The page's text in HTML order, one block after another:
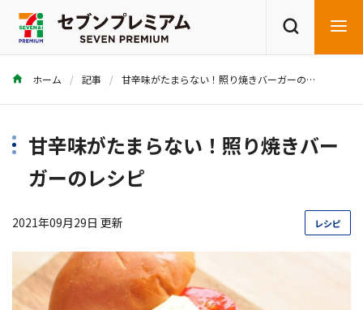
商品を探す レシピを探す
ホーム 記事 甘辛味がたまらない！照り焼きバーガーのレシピ
甘辛味がたまらない！照り焼きバー
ガーのレシピ
2021年09月29日 更新 レシピ